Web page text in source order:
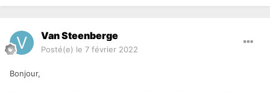
Van Steenberge
Posté(e) le 7 février 2022
Bonjour,